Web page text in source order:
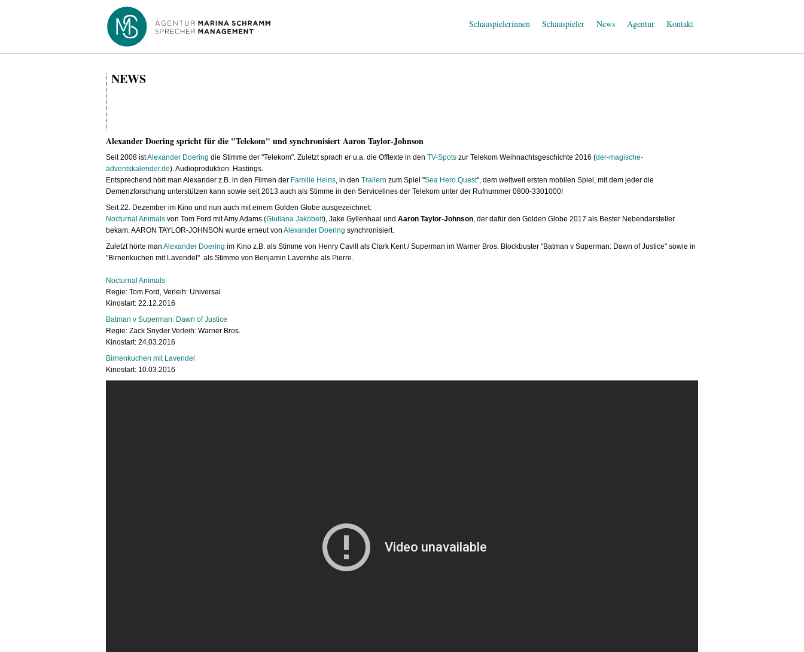
Schauspielerinnen Schauspieler News Agentur Kontakt
NEWS
Alexander Doering spricht für die "Telekom" und synchronisiert Aaron Taylor-Johnson
Seit 2008 istAlexander Doering die Stimme der "Telekom". Zuletzt sprach er u.a. die Offtexte in den TV-Spots zur Telekom Weihnachtsgeschichte 2016 (der-magische-
adventskalender.de). Audioproduktion: Hastings.
Entsprechend hört man Alexander z.B. in den Filmen der Familie Heins , in den Trailern zum Spiel "Sea Hero Quest", dem weltweit ersten mobilen Spiel, mit dem jeder die
Demenzforschung unterstützen kann sowie seit 2013 auch als Stimme in den Servicelines der Telekom unter der Rufnummer 0800-3301000!
Seit 22. Dezember im Kino und nun auch mit einem Golden Globe ausgezeichnet:
Nocturnal Animals von Tom Ford mit Amy Adams (Giuliana Jakobeit), Jake Gyllenhaal und Aaron Taylor-Johnson , der dafür den Golden Globe 2017 als Bester Nebendarsteller
bekam. AARON TAYLOR-JOHNSON wurde erneut von Alexander Doering synchronisiert.
Zuletzt hörte man Alexander Doering im Kino z.B. als Stimme von Henry Cavill als Clark Kent / Superman im Warner Bros. Blockbuster "Batman v Superman: Dawn of Justice" sowie in
"Birnenkuchen mit Lavendel" als Stimme von Benjamin Lavernhe als Pierre.
Nocturnal Animals
Regie: Tom Ford, Verleih: Universal
Kinostart: 22.12.2016
Batman v Superman: Dawn of Justice
Regie: Zack Snyder Verleih: Warner Bros.
Kinostart: 24.03.2016
Birnenkuchen mit Lavendel
Kinostart: 10.03.2016